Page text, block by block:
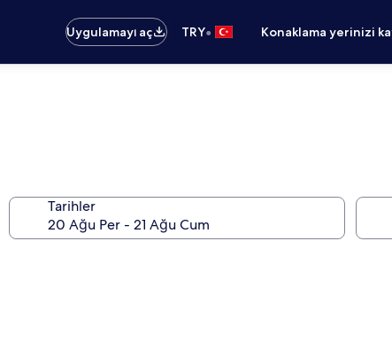
Uygulamayı aç
TRY• Konaklama yerinizi
Tarihler